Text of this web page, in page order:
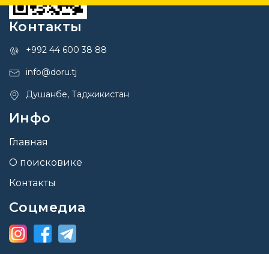
Контакты
+992 44 600 38 88
info@doru.tj
Душанбе, Таджикистан
Инфо
Главная
О поисковике
Контакты
Соцмедиа